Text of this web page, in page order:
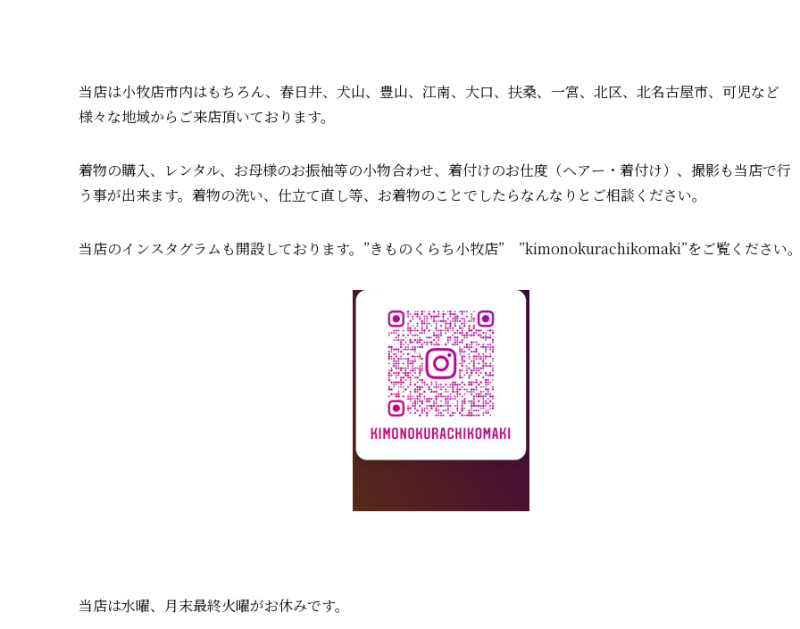
当店は小牧店市内はもちろん、春日井、犬山、豊山、江南、大口、扶桑、一宮、北区、北名古屋市、可児など
様々な地域からご来店頂いております。
着物の購入、レンタル、お母様のお振袖等の小物合わせ、着付けのお仕度（ヘアー・着付け）、撮影も当店で行
う事が出来ます。着物の洗い、仕立て直し等、お着物のことでしたらなんなりとご相談ください。
当店のインスタグラムも開設しております。”きものくらち小牧店” ”kimonokurachikomaki”をご覧ください
当店は水曜、月末最終火曜がお休みです。